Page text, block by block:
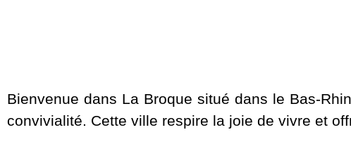
Bienvenue dans La Broque situé dans le Bas-
convivialité. Cette ville respire la joie de vivre et